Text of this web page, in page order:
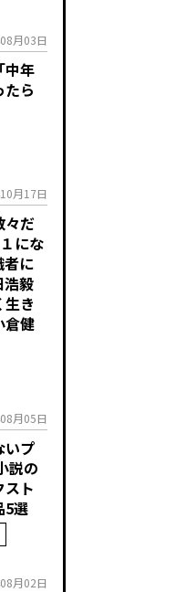
月03日
中年
たら
月17日
々だ
にな
者に
浩毅
生き
倉健
月05日
いプ
説の
スト
5選
月02日